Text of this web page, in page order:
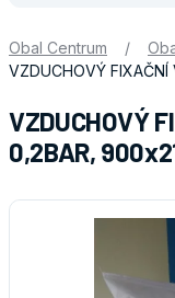
Obal Centrum /
VZDUCHOVÝ FIXAČNÍ
VZDUCHOVÝ
0,2BAR,